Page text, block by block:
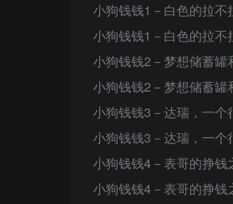
小狗钱钱1－白色的拉不
小狗钱钱1－白色的拉不
小狗钱钱2－梦想储蓄罐
小狗钱钱2－梦想储蓄罐
小狗钱钱3－达瑞，一
小狗钱钱3－达瑞，一
小狗钱钱4－表哥的挣钱
小狗钱钱4－表哥的挣钱